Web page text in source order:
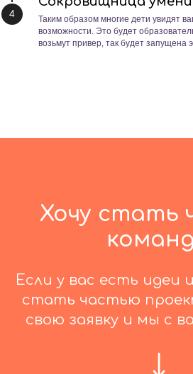
Таким образом многие дети увидят
возможности. Это будет
возьмут привер, так будет запущена
Хочу стать
Если у вас есть идеи
стать частью
свою заявку и мы с